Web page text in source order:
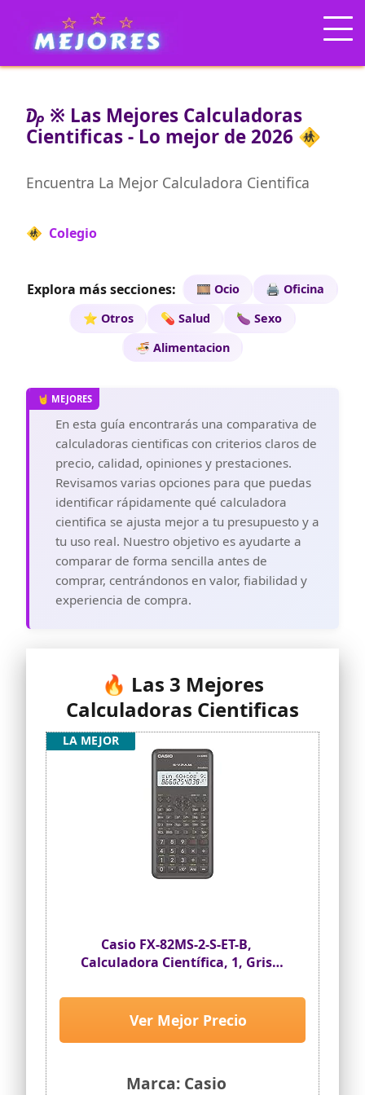
₯ ※ Las Mejores Calculadoras
Cientificas - Lo mejor de 2026 🚸
Encuentra La Mejor Calculadora Cientifica
🚸 Colegio
Explora más secciones: 🎞️ Ocio
🖨️ Oficina
⭐ Otros
💊 Salud
🍆 Sexo
🍜 Alimentacion
En esta guía encontrarás una comparativa de
calculadoras cientificas con criterios claros de
precio, calidad, opiniones y prestaciones.
Revisamos varias opciones para que puedas
identificar rápidamente qué calculadora
cientifica se ajusta mejor a tu presupuesto y a
tu uso real. Nuestro objetivo es ayudarte a
comparar de forma sencilla antes de
comprar, centrándonos en valor, fiabilidad y
experiencia de compra.
🔥 Las 3 Mejores
Calculadoras Cientificas
Casio FX-82MS-2-S-ET-B,
Calculadora Científica, 1, Gris
Marca: Casio
Ver Mejor Precio
LA MEJOR